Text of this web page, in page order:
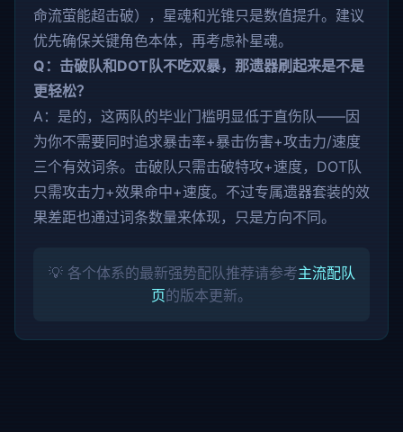
命流萤能超击破），星魂和光锥只是数值提升。建议
优先确保关键角色本体，再考虑补星魂。
Q：击破队和DOT队不吃双暴，那遗器刷起来是不是
更轻松？
A：是的，这两队的毕业门槛明显低于直伤队——因
为你不需要同时追求暴击率+暴击伤害+攻击力/速度
三个有效词条。击破队只需击破特攻+速度，DOT队
只需攻击力+效果命中+速度。不过专属遗器套装的效
果差距也通过词条数量来体现，只是方向不同。
💡 各个体系的最新强势配队推荐请参考主流配队
页的版本更新。